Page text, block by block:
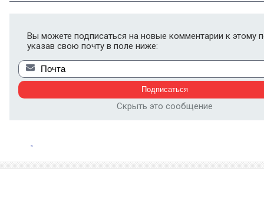
Вы можете подписаться на новые комментарии к этому
указав свою почту в поле ниже:
Скрыть это сообщение